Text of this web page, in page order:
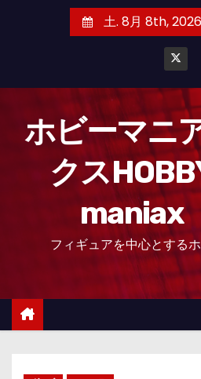
土. 8月 8th, 2026
ホビーマニ
クス
maniax
フィギュアを中心とする